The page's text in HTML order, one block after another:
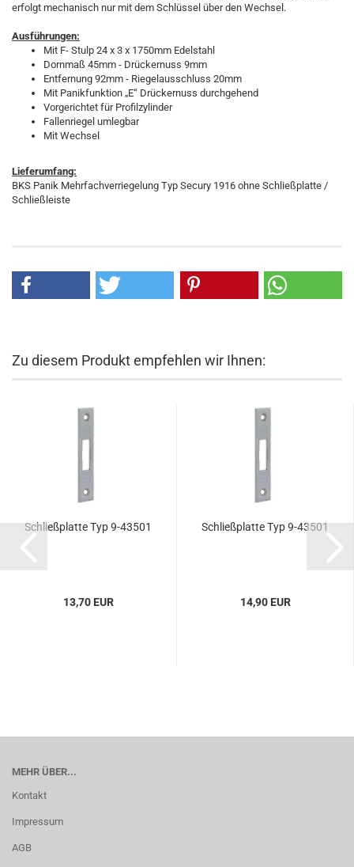
erfolgt mechanisch nur mit dem Schlüssel über den Wechsel.
Ausführungen:
Mit F- Stulp 24 x 3 x 1750mm Edelstahl
Dornmaß 45mm - Drückernuss 9mm
Entfernung 92mm - Riegelausschluss 20mm
Mit Panikfunktion „E“ Drückernuss durchgehend
Vorgerichtet für Profilzylinder
Fallenriegel umlegbar
Mit Wechsel
Lieferumfang:
BKS Panik Mehrfachverriegelung Typ Secury 1916 ohne Schließplatte /
Schließleiste
Zu diesem Produkt empfehlen wir Ihnen:
Schließ­plat­te Typ 9-​43501
13,70 EUR
Schließ­plat­te Typ 9-​43501
14,90 EUR
MEHR ÜBER...
Kontakt
Impressum
AGB